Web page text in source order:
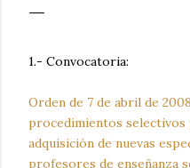
1.- Convocatoria:
Orden de 7 de abril de
procedimientos selectivos
adquisición de nuevas
profesores de enseñanza